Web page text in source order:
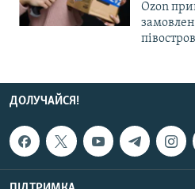
Ozon
ДОЛУЧАЙСЯ!